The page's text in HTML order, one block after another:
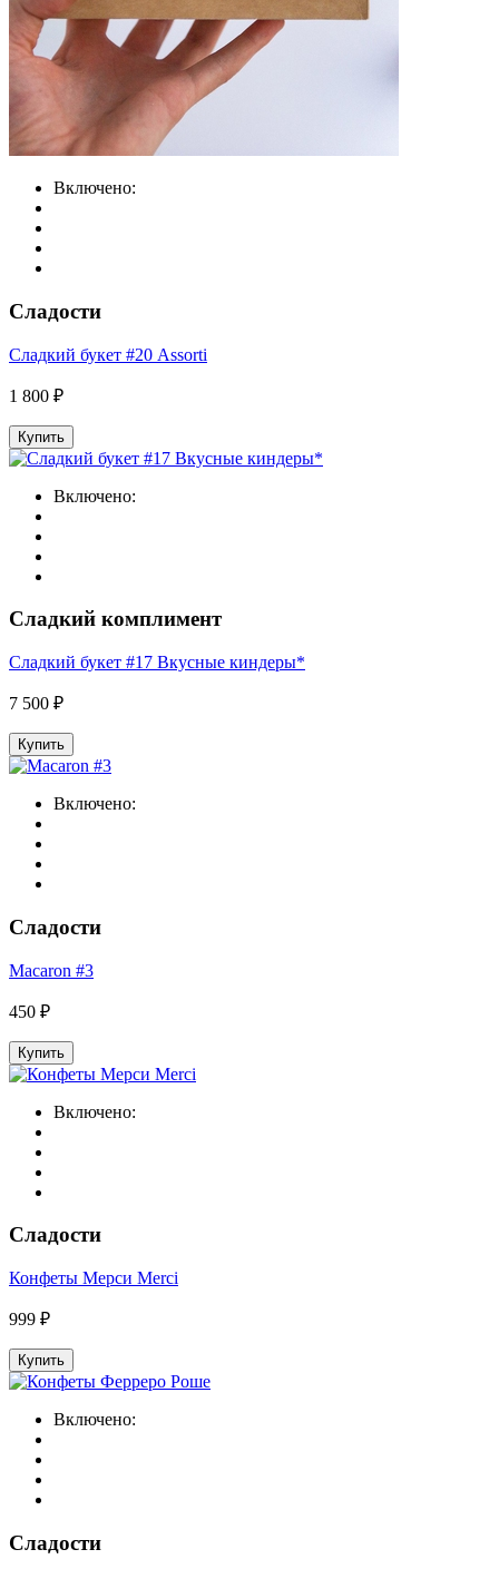
Включено:
Сладости
Сладкий букет #20 Assorti
1 800 ₽
Купить
Включено:
Сладкий комплимент
Сладкий букет #17 Вкусные киндеры*
7 500 ₽
Купить
Включено:
Сладости
Macaron #3
450 ₽
Купить
Включено:
Сладости
Конфеты Мерси Merci
999 ₽
Купить
Включено:
Сладости